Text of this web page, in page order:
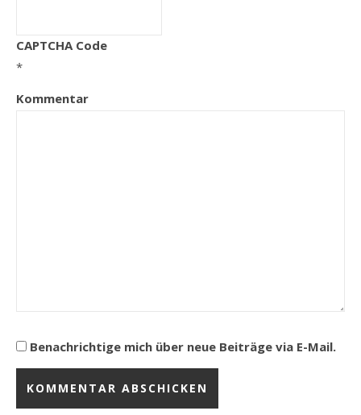
CAPTCHA Code
*
Kommentar
Benachrichtige mich über neue Beiträge via E-Mail.